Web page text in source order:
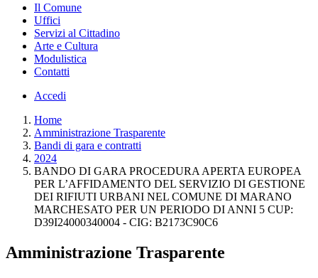
Il Comune
Uffici
Servizi al Cittadino
Arte e Cultura
Modulistica
Contatti
Accedi
Home
Amministrazione Trasparente
Bandi di gara e contratti
2024
BANDO DI GARA PROCEDURA APERTA EUROPEA
PER L’AFFIDAMENTO DEL SERVIZIO DI GESTIONE
DEI RIFIUTI URBANI NEL COMUNE DI MARANO
MARCHESATO PER UN PERIODO DI ANNI 5 CUP:
D39I24000340004 - CIG: B2173C90C6
Amministrazione Trasparente